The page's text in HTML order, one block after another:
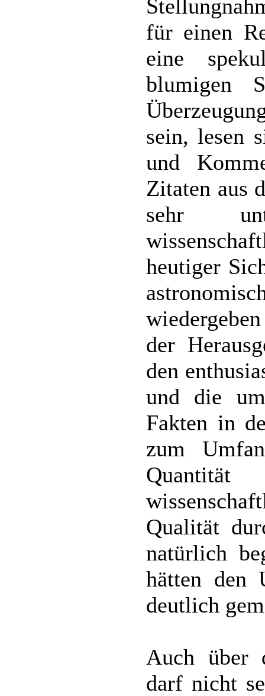
für einen
eine
blumigen
sein, lesen
und
Zitaten aus
sehr
heutiger
der
den
und die
Fakten in
zum
Qualität
natürlich
hätten den
deutlich
Auch über
darf nicht